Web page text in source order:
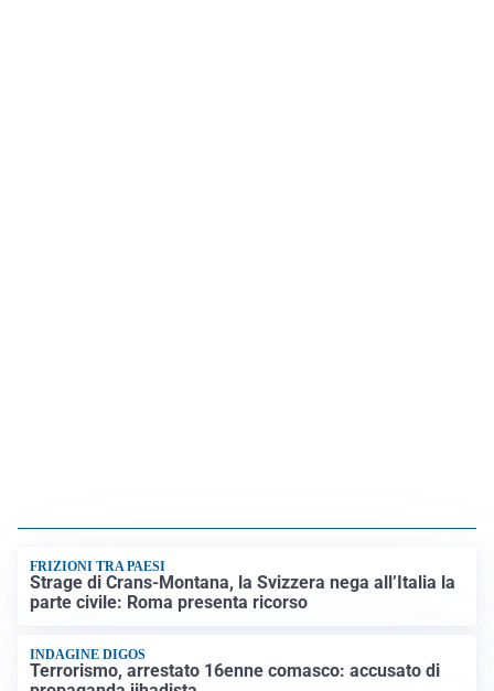
FRIZIONI TRA PAESI
Strage di Crans-Montana, la Svizzera nega all’Italia la
INDAGINE DIGOS